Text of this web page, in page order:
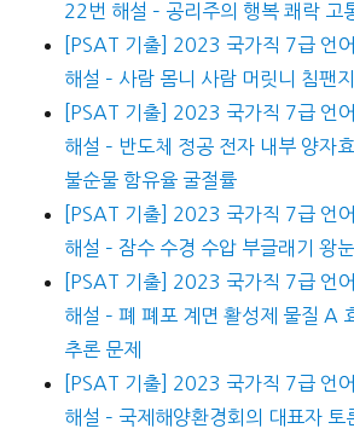
22번 해설 – 공리주의 행복 쾌락 고
[PSAT 기출] 2023 국가직 7급 언
해설 – 사람 몸니 사람 머릿니 침팬
[PSAT 기출] 2023 국가직 7급 언
해설 – 반도체 정공 전자 내부 양자
불순물 함유율 굴절률
[PSAT 기출] 2023 국가직 7급 언
해설 – 잠수 수경 수압 부글래기 왕
[PSAT 기출] 2023 국가직 7급 언
해설 – 폐 폐포 계면 활성제 물질 A
추론 문제
[PSAT 기출] 2023 국가직 7급 언
해설 – 국제해양환경회의 대표자 토